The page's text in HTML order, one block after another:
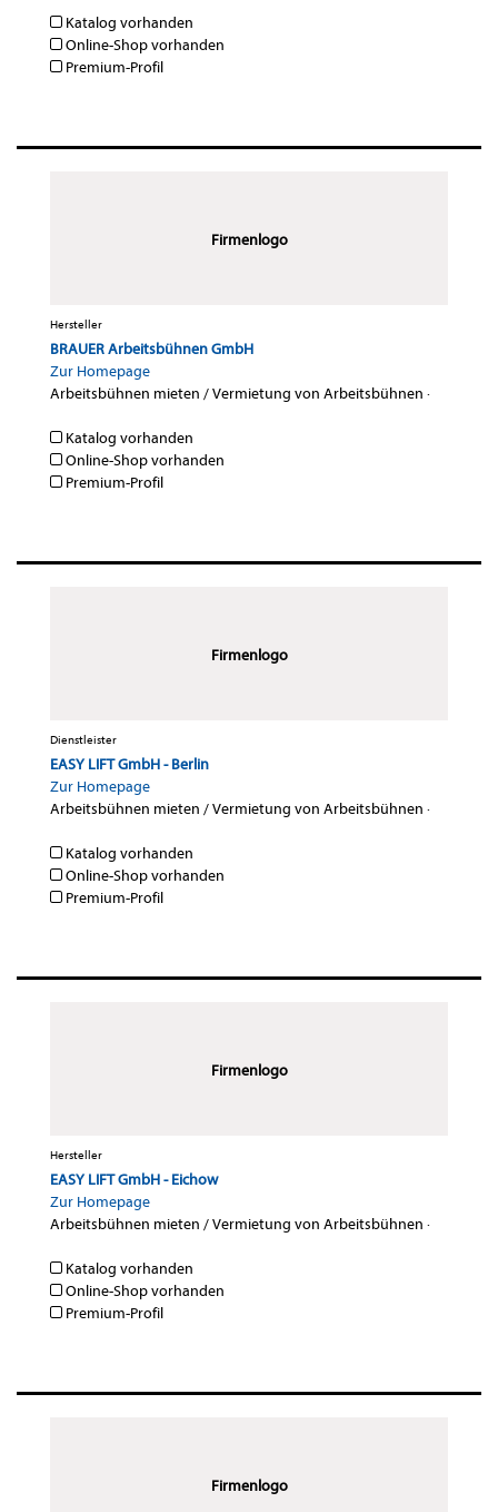
Katalog vorhanden
Online-Shop vorhanden
Premium-Profil
Firmenlogo
Hersteller
BRAUER Arbeitsbühnen GmbH
Zur Homepage
Arbeitsbühnen mieten / Vermietung von Arbeitsbühnen ·
Katalog vorhanden
Online-Shop vorhanden
Premium-Profil
Firmenlogo
Dienstleister
EASY LIFT GmbH - Berlin
Zur Homepage
Arbeitsbühnen mieten / Vermietung von Arbeitsbühnen ·
Katalog vorhanden
Online-Shop vorhanden
Premium-Profil
Firmenlogo
Hersteller
EASY LIFT GmbH - Eichow
Zur Homepage
Arbeitsbühnen mieten / Vermietung von Arbeitsbühnen ·
Katalog vorhanden
Online-Shop vorhanden
Premium-Profil
Firmenlogo